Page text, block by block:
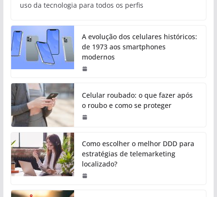
uso da tecnologia para todos os perfis
A evolução dos celulares históricos:
de 1973 aos smartphones
modernos
Celular roubado: o que fazer após
o roubo e como se proteger
Como escolher o melhor DDD para
estratégias de telemarketing
localizado?